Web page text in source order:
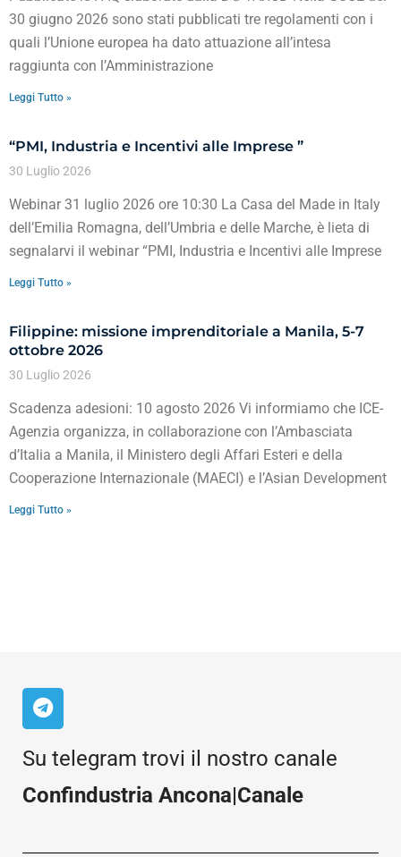
30 giugno 2026 sono stati pubblicati tre regolamenti con i
quali l’Unione europea ha dato attuazione all’intesa
raggiunta con l’Amministrazione
Leggi Tutto »
“PMI, Industria e Incentivi alle Imprese ”
30 Luglio 2026
Webinar 31 luglio 2026 ore 10:30 La Casa del Made in Italy
dell’Emilia Romagna, dell’Umbria e delle Marche, è lieta di
segnalarvi il webinar “PMI, Industria e Incentivi alle Imprese
Leggi Tutto »
Filippine: missione imprenditoriale a Manila, 5-7
ottobre 2026
30 Luglio 2026
Scadenza adesioni: 10 agosto 2026 Vi informiamo che ICE-
Agenzia organizza, in collaborazione con l’Ambasciata
d’Italia a Manila, il Ministero degli Affari Esteri e della
Cooperazione Internazionale (MAECI) e l’Asian Development
Leggi Tutto »
Su telegram trovi il nostro canale
Confindustria Ancona|Canale